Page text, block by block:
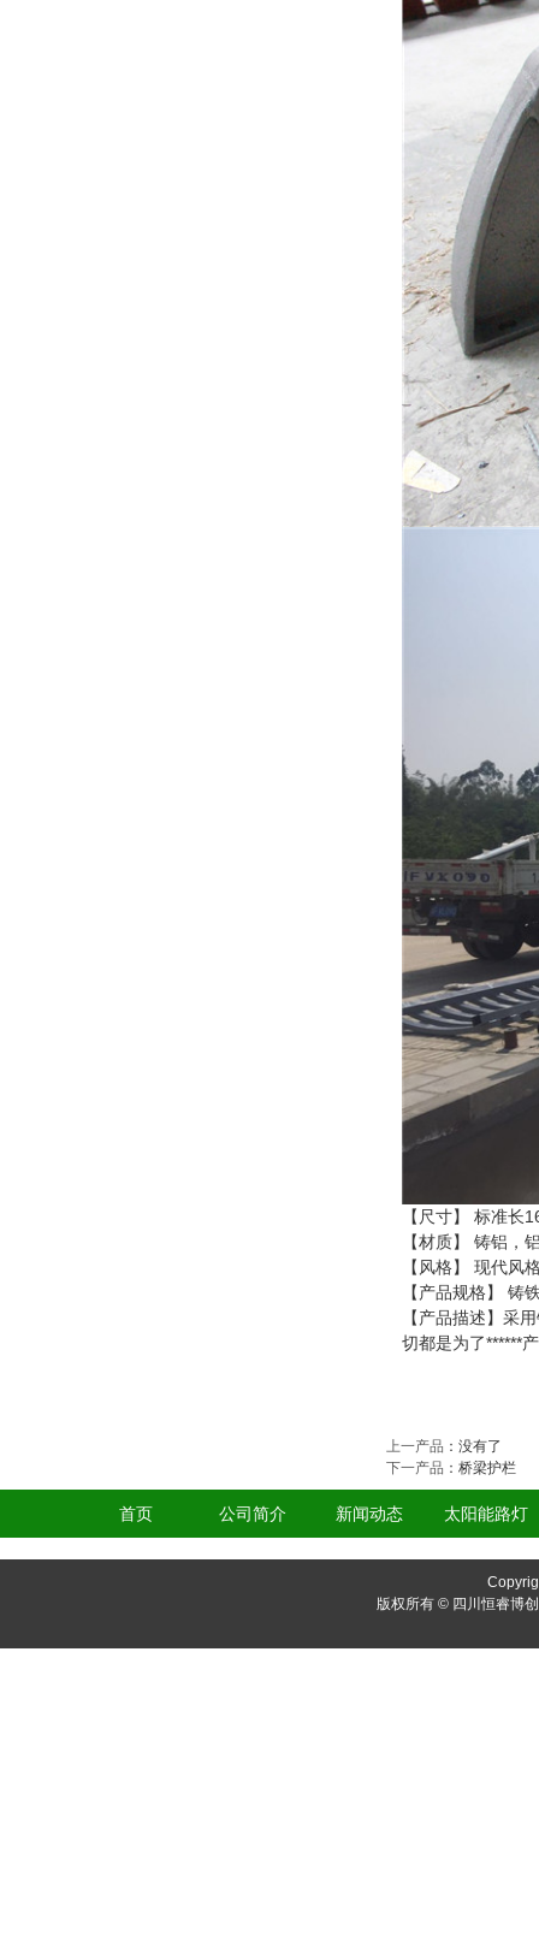
【尺寸】 标准
【材质】 铸铝，
【风格】 现代风
【产品规格】 铸
【产品描述】采
切都是为了******
上一产品 ：没有了
下一产品 ： 桥梁护栏
首页 公司简介 新闻动态 太阳能路灯
版权所有 © 四川恒睿博